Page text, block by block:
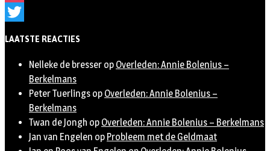
Instagram
LAATSTE REACTIES
Nelleke de bresser op Overleden: Annie Bolenius –
Berkelmans
Peter Tuerlings op Overleden: Annie Bolenius –
Berkelmans
Twan de Jongh op Overleden: Annie Bolenius – Berkelmans
Jan van Engelen op Probleem met de Geldmaat